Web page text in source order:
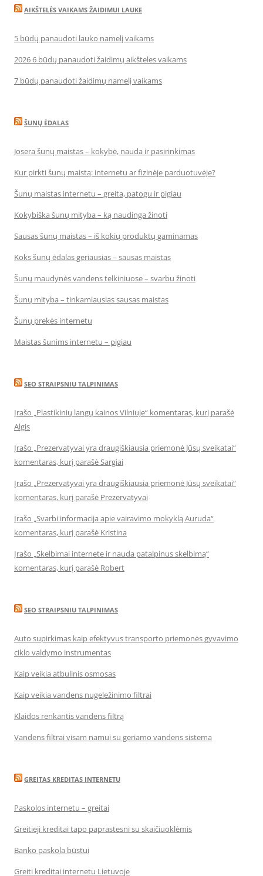
AIKŠTELĖS VAIKAMS ŽAIDIMUI LAUKE
5 būdų panaudoti lauko namelį vaikams
2026 6 būdų panaudoti žaidimų aikšteles vaikams
7 būdų panaudoti žaidimų namelį vaikams
ŠUNŲ ĖDALAS
Josera šunų maistas – kokybė, nauda ir pasirinkimas
Kur pirkti šunų maistą: internetu ar fizinėje parduotuvėje?
Šunų maistas internetu – greita, patogu ir pigiau
Kokybiška šunų mityba – ką naudinga žinoti
Sausas šunų maistas – iš kokių produktų gaminamas
Koks šunų ėdalas geriausias – sausas maistas
Šunų maudynės vandens telkiniuose – svarbu žinoti
Šunų mityba – tinkamiausias sausas maistas
Šunų prekės internetu
Maistas šunims internetu – pigiau
SEO STRAIPSNIU TALPINIMAS
Įrašo „Plastikinių langų kainos Vilniuje“ komentaras, kurį parašė
Algis
Įrašo „Prezervatyvai yra draugiškiausia priemonė Jūsų sveikatai“
komentaras, kurį parašė Sargiai
Įrašo „Prezervatyvai yra draugiškiausia priemonė Jūsų sveikatai“
komentaras, kurį parašė Prezervatyvai
Įrašo „Svarbi informacija apie vairavimo mokyklą Auruda“
komentaras, kurį parašė Kristina
Įrašo „Skelbimai internete ir nauda patalpinus skelbimą“
komentaras, kurį parašė Robert
SEO STRAIPSNIU TALPINIMAS
Auto supirkimas kaip efektyvus transporto priemonės gyvavimo
ciklo valdymo instrumentas
Kaip veikia atbulinis osmosas
Kaip veikia vandens nugeležinimo filtrai
Klaidos renkantis vandens filtrą
Vandens filtrai visam namui su geriamo vandens sistema
GREITAS KREDITAS INTERNETU
Paskolos internetu – greitai
Greitieji kreditai tapo paprastesni su skaičiuoklėmis
Banko paskola būstui
Greiti kreditai internetu Lietuvoje